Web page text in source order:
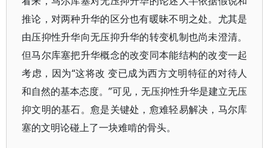
推论，对两种升华的区分也有暖昧不明之处。尤其是
由压抑性升华向无压抑升华的转变机制也尚未澄清。
但马尔库塞把升华概念的改变同本能结构的改变一起
考虑，因为“这将改 变已成为西方文明特征的对待人
和自然的基本态度。”可见，无压抑性升华是建立无压
抑文明的基石。愈是关键处，愈难轻易解决，马尔库
塞的文明论碰上了一块难啃的骨头。